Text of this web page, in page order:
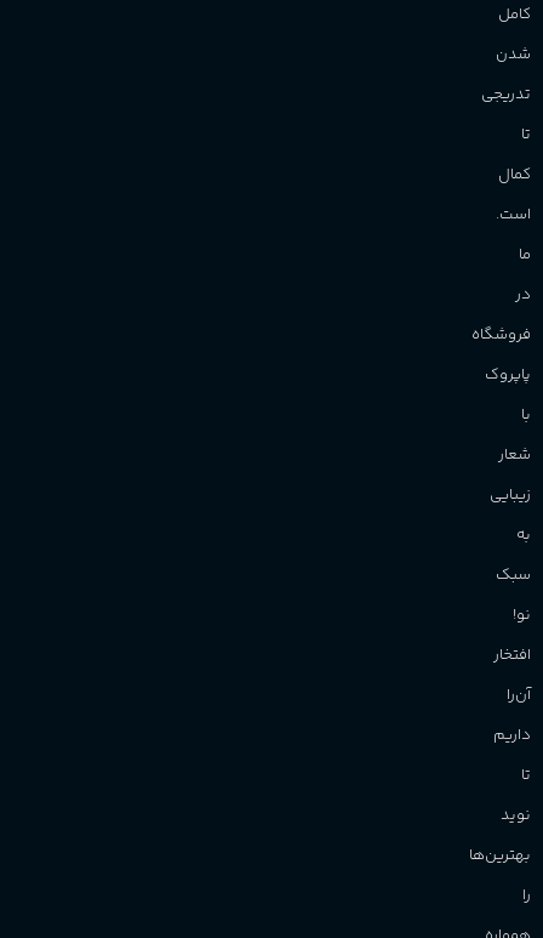
کامل
شدن
تدریجی
تا
کمال
است.
ما
در
فروشگاه
پاپروک
با
شعار
زیبایی
به
سبک
نو!
افتخار
آن‌را
داریم
تا
نوید
بهترین‌ها
را